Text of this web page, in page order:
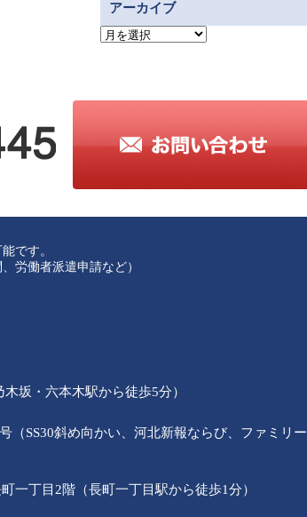
アーカイブ
ア
ブ
です。
、労働者派遣申請など）
坂・六本木駅から徒歩5分）
（SS30斜め向かい、河北新報ならび、ファミリー
一丁目2階（長町一丁目駅から徒歩1分）